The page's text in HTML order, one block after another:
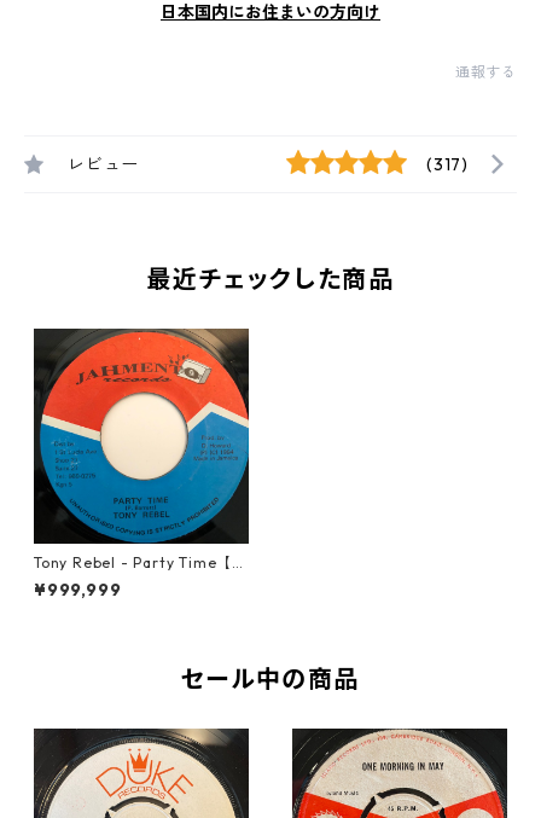
日本国内にお住まいの方向け
通報する
レビュー (317)
最近チェックした商品
Tony Rebel ‎- Party Time【7-
20363】
¥999,999
セール中の商品